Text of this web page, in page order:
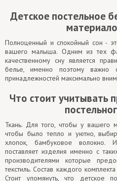
Детское постельное
Полноценный и спокойный сон -
вашего малыша. Одним из тех
качественному сну является
белье, именно поэтому важно
принадлежностей максимально
Что стоит учитывать
Ткань. Для того, чтобы у вашего
чтобы было тепло и уютно,
хлопок, бамбуковое волокно.
поставляет изделия именно с
производителями которые
текстиль. Состав каждого
Стоит упомянуть, что детское